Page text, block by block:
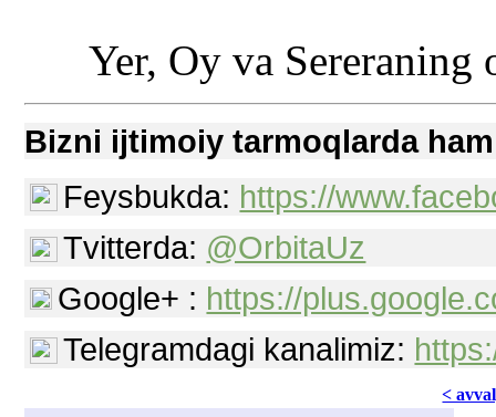
Yer, Oy va
Bizni ijtimoiy tarmoqlarda
Feysbukda: https://
Tvitterda: @OrbitaUz
Google+ : https://
Telegramdagi kanalimiz:
<